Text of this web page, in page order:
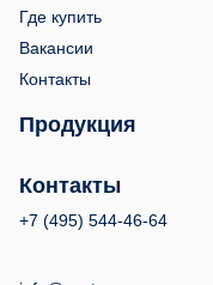
Где купить
Вакансии
Контакты
Продукция
Контакты
+7 (495) 544-46-64